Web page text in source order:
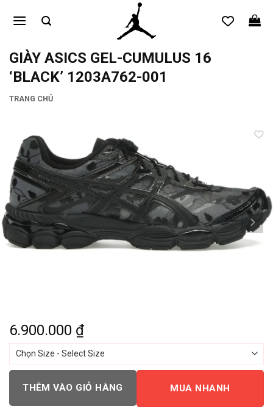
qua
dungGIÀY ASICS GEL-CUMULUS 16
‘BLACK’ 1203A762-001
TRANG CHỦ
6.900.000 ₫
THÊM VÀO GIỎ HÀNG MUA NHANH